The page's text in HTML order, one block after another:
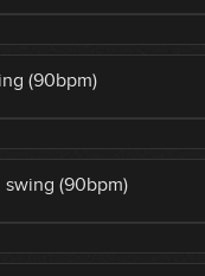
(90bpm)
swing (90bpm)